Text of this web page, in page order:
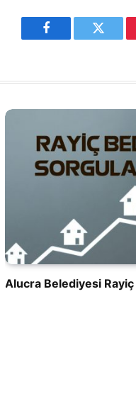
Facebook Twitter
Alucra Belediyesi